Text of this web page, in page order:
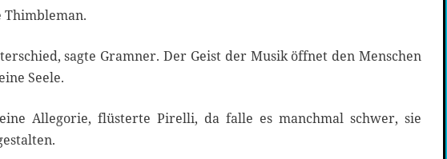
Thimbleman.
sagte Gramner. Der Geist der Musik öffnet den Menschen
Seele.
Allegorie, flüsterte Pirelli, da falle es manchmal schwer, sie